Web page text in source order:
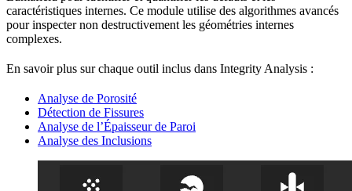
caractéristiques internes. Ce module utilise des algorithmes avancés
pour inspecter non destructivement les géométries internes
complexes.
En savoir plus sur chaque outil inclus dans Integrity Analysis :
Analyse de Porosité
Détection de Fissures
Analyse de l’Épaisseur de Paroi
Analyse des Inclusions